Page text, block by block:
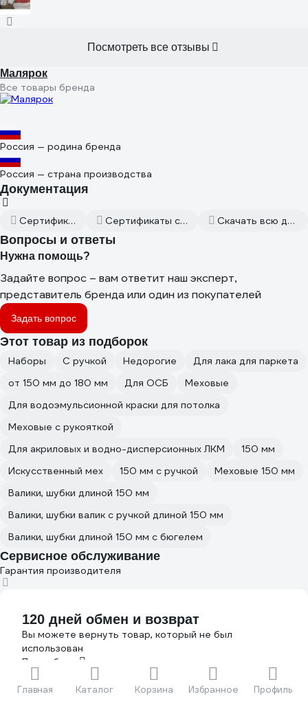
Главная Каталог Корзина Избранное Профиль
Посмотреть все отзывы
Малярок
Все товары бренда
Россия — родина бренда
Россия — страна производства
Документация
Сертификат дилера Сертификаты соответствия Скачать всю документацию
Вопросы и ответы
Нужна помощь?
Задайте вопрос – вам ответит наш эксперт,
представитель бренда или один из покупателей
Задать вопрос
Этот товар из подборок
Наборы С ручкой Недорогие
Для лака для паркета
от 150 мм до 180 мм
Для ОСБ
Меховые
Для водоэмульсионной краски для потолка
Меховые с рукояткой
Для акриловых и водно-дисперсионных ЛКМ
150 мм
Искусственный мех
150 мм с ручкой
Меховые 150 мм
Валики, шубки длиной 150 мм
Валики, шубки валик с ручкой длиной 150 мм
Валики, шубки длиной 150 мм с бюгелем
Сервисное обслуживание
Гарантия производителя
120 дней обмен и возврат
Вы можете вернуть товар, который не был
использован
Подробнее